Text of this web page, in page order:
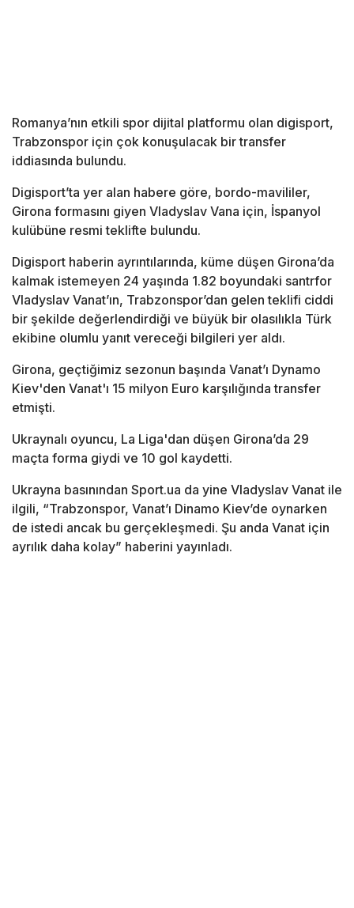
Romanya’nın etkili spor dijital platformu olan digisport,
Trabzonspor için çok konuşulacak bir transfer
iddiasında bulundu.
Digisport’ta yer alan habere göre, bordo-mavililer,
Girona formasını giyen Vladyslav Vana için, İspanyol
kulübüne resmi teklifte bulundu.
Digisport haberin ayrıntılarında, küme düşen Girona’da
kalmak istemeyen 24 yaşında 1.82 boyundaki santrfor
Vladyslav Vanat’ın, Trabzonspor’dan gelen teklifi ciddi
bir şekilde değerlendirdiği ve büyük bir olasılıkla Türk
ekibine olumlu yanıt vereceği bilgileri yer aldı.
Girona, geçtiğimiz sezonun başında Vanat’ı Dynamo
Kiev'den Vanat'ı 15 milyon Euro karşılığında transfer
etmişti.
Ukraynalı oyuncu, La Liga'dan düşen Girona’da 29
maçta forma giydi ve 10 gol kaydetti.
Ukrayna basınından Sport.ua da yine Vladyslav Vanat ile
ilgili, “Trabzonspor, Vanat’ı Dinamo Kiev’de oynarken
de istedi ancak bu gerçekleşmedi. Şu anda Vanat için
ayrılık daha kolay” haberini yayınladı.